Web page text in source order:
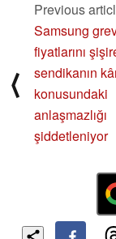
⟨
Previous
Samsung
fiyatlarını
sendikanın
konusundaki
anlaşmazlığı
şiddetleniyor